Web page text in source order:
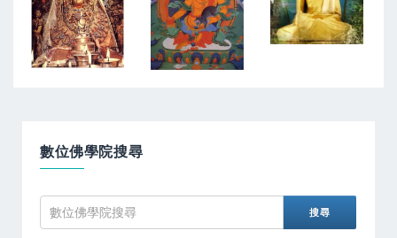
數位佛學院搜尋